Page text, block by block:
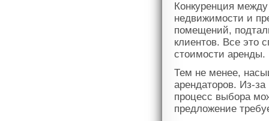
Конкуренция
недвижимости и
помещений,
клиентов. Все это
стоимости аренды.
Тем не менее,
арендаторов. Из-
процесс выбора
предложение